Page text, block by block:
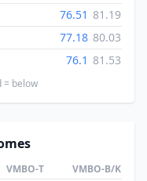
76.51 81.19
77.18 80.03
76.1 81.53
= below
VMBO-T VMBO-B/K